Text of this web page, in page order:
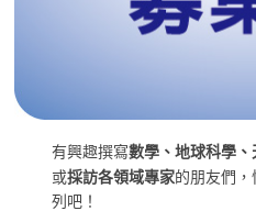
有興趣撰寫數學、地球科學、
或採訪各領域專家的朋友們，
列吧！